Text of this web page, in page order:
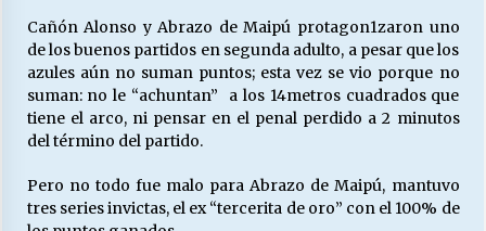
06/04/2026
Cañón Alonso y Abrazo de Maipú protagon1zaron uno
de los buenos partidos en segunda adulto, a pesar que los
azules aún no suman puntos; esta vez se vio porque no
suman: no le “achuntan” a los 14metros cuadrados que
tiene el arco, ni pensar en el penal perdido a 2 minutos
del término del partido.
Pero no todo fue malo para Abrazo de Maipú, mantuvo
tres series invictas, el ex “tercerita de oro” con el 100% de